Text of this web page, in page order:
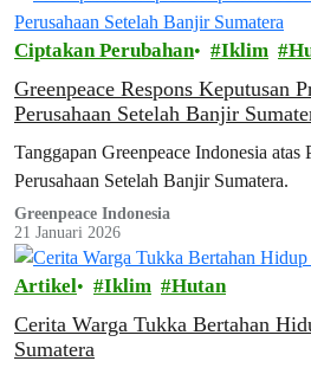
Ciptakan Perubahan Iklim
Greenpeace Respons Keputusan
Perusahaan Setelah Banjir
Tanggapan Greenpeace Indonesia atas
Perusahaan Setelah Banjir Sumatera.
Greenpeace Indonesia
21 Januari 2026
Artikel Iklim Hutan
Cerita Warga Tukka Bertahan
Sumatera